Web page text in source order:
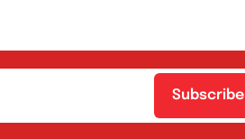
Subscribe